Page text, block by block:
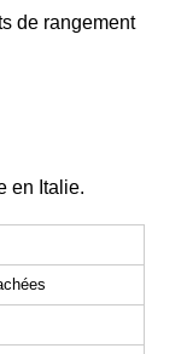
de rangement
en Italie.